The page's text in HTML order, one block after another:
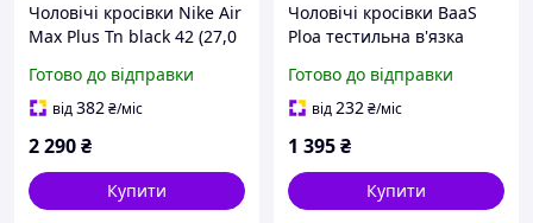
Чоловічі кросівки Nike Air
Max Plus Tn black 42 (27,0
Готово до відправки
від382₴/міс
2 290₴
Купити
Чоловічі кросівки BaaS
Ploa тестильна в'язка
Готово до відправки
від232₴/міс
1 395₴
Купити